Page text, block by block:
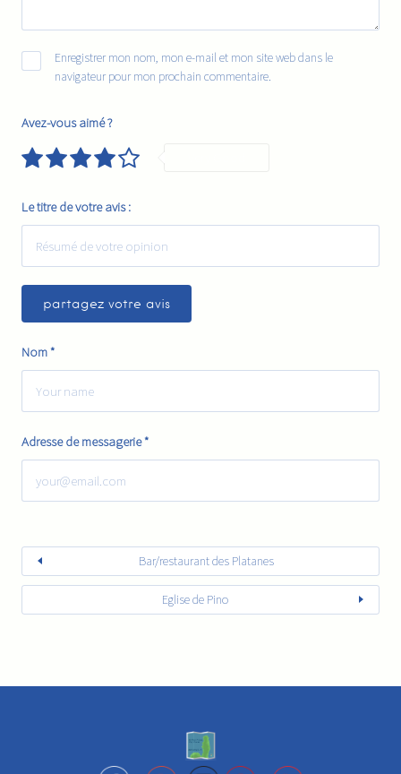
Nom*
Adresse de messagerie*
Enregistrer mon nom, mon e-mail et mon site web dans le
navigateur pour mon prochain commentaire.
Avez-vous aimé ?
Le titre de votre avis :
Bar/restaurant des Platanes
Eglise de Pino